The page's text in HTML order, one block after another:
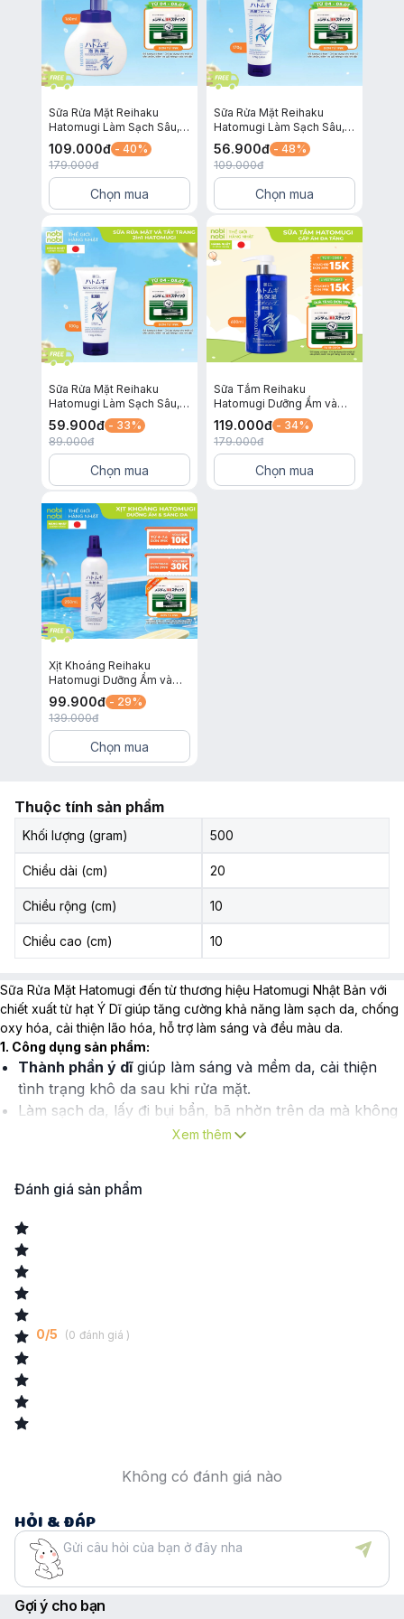
Sữa Rửa Mặt Reihaku
Hatomugi Làm Sạch Sâu,
Làm Sáng Da và Ngừa Mụn
160ml
109.000đ - 40%
179.000đ
Chọn mua
Sữa Rửa Mặt Reihaku
Hatomugi Làm Sạch Sâu,
Làm Sáng Da và Ngừa Mụn
170g
56.900đ - 48%
109.000đ
Chọn mua
Sữa Rửa Mặt Reihaku
Hatomugi Làm Sạch Sâu,
Làm Sáng Da và Ngừa Mụn
2in1 130g
59.900đ - 33%
89.000đ
Chọn mua
Sữa Tắm Reihaku
Hatomugi Dưỡng Ẩm và
Làm Sáng Da 600ml
119.000đ - 34%
179.000đ
Chọn mua
Xịt Khoáng Reihaku
Hatomugi Dưỡng Ẩm và
Làm Sáng Da 250ml
99.900đ - 29%
139.000đ
Chọn mua
Sữa Rửa Mặt Hatomugi đến từ thương hiệu Hatomugi Nhật Bản với
chiết xuất từ hạt Ý Dĩ giúp tăng cường khả năng làm sạch da, chống
oxy hóa, cải thiện lão hóa, hỗ trợ làm sáng và đều màu da.
1. Công dụng sản phẩm:
Thành phần ý dĩgiúp làm sáng và mềm da, cải thiện
tình trạng khô da sau khi rửa mặt.
Làm sạch da, lấy đi bụi bẩn, bã nhờn trên da mà không
khiến da bị khô căng, bong tróc.
Chứa hoạt chất Dipotassium Glycyrrhizinate
da, cải thiện mụn trứng cá, ngăn thô ráp.
Xem thêm
Thuộc tính sản phẩm
Khối lượng (gram) 500
Chiều dài (cm) 20
Chiều rộng (cm) 10
Chiều cao (cm) 10
Đánh giá sản phẩm
0/5 (0 đánh giá )
Không có đánh giá nào
HỎI & ĐÁP
Gợi ý cho bạn